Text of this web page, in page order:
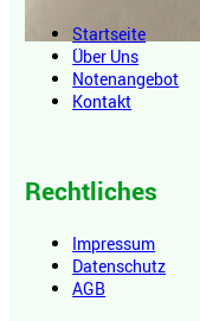
Startseite
Über Uns
Notenangebot
Kontakt
Rechtliches
Impressum
Datenschutz
AGB